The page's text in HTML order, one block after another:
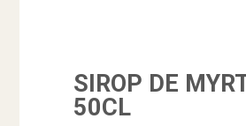
SIROP DE
50CL